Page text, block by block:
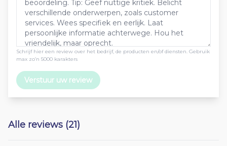
Schrijf hier een review over het bedrijf, de producten en/of diensten. Gebruik
max zo’n 5000 karakters
Verstuur uw review
Alle reviews (21)